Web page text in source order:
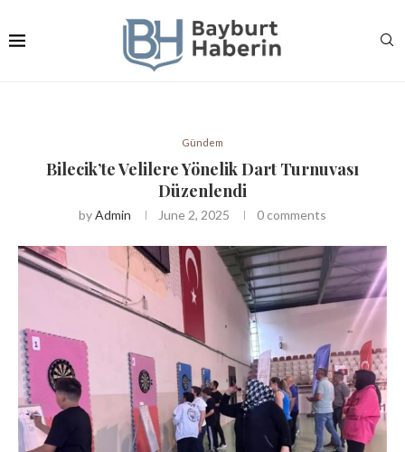
Gündem
Bilecik’te Velilere Yönelik Dart Turnuvası
Düzenlendi
byAdmin June 2, 2025 0 comments